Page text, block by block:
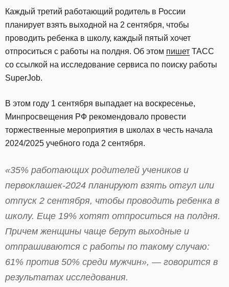
Каждый третий работающий родитель в России
планирует взять выходной на 2 сентября, чтобы
проводить ребенка в школу, каждый пятый хочет
отпроситься с работы на полдня. Об этом пишет ТАСС
со ссылкой на исследование сервиса по поиску работы
SuperJob.
В этом году 1 сентября выпадает на воскресенье,
Минпросвещения РФ рекомендовало провести
торжественные мероприятия в школах в честь начала
2024/2025 учебного года 2 сентября.
«35% работающих родителей учеников и
первоклашек-2024 планируют взять отгул или
отпуск 2 сентября, чтобы проводить ребенка в
школу. Еще 19% хотят отпроситься на полдня.
Причем женщины чаще берут выходные и
отпрашиваются с работы по такому случаю:
61% против 50% среди мужчин», — говорится в
результатах исследования.